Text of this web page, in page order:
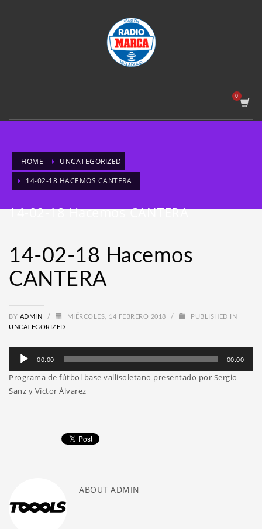
HOME
UNCATEGORIZED
14-02-18 HACEMOS CANTERA
14-02-18 Hacemos CANTERA
14-02-18 Hacemos
CANTERA
BY ADMIN / MIÉRCOLES, 14 FEBRERO 2018 /
PUBLISHED IN
UNCATEGORIZED
Reproductor
audio
00:00 00:00
Programa de fútbol base vallisoletano presentado por Sergio
Sanz y Víctor Álvarez
ABOUT ADMIN